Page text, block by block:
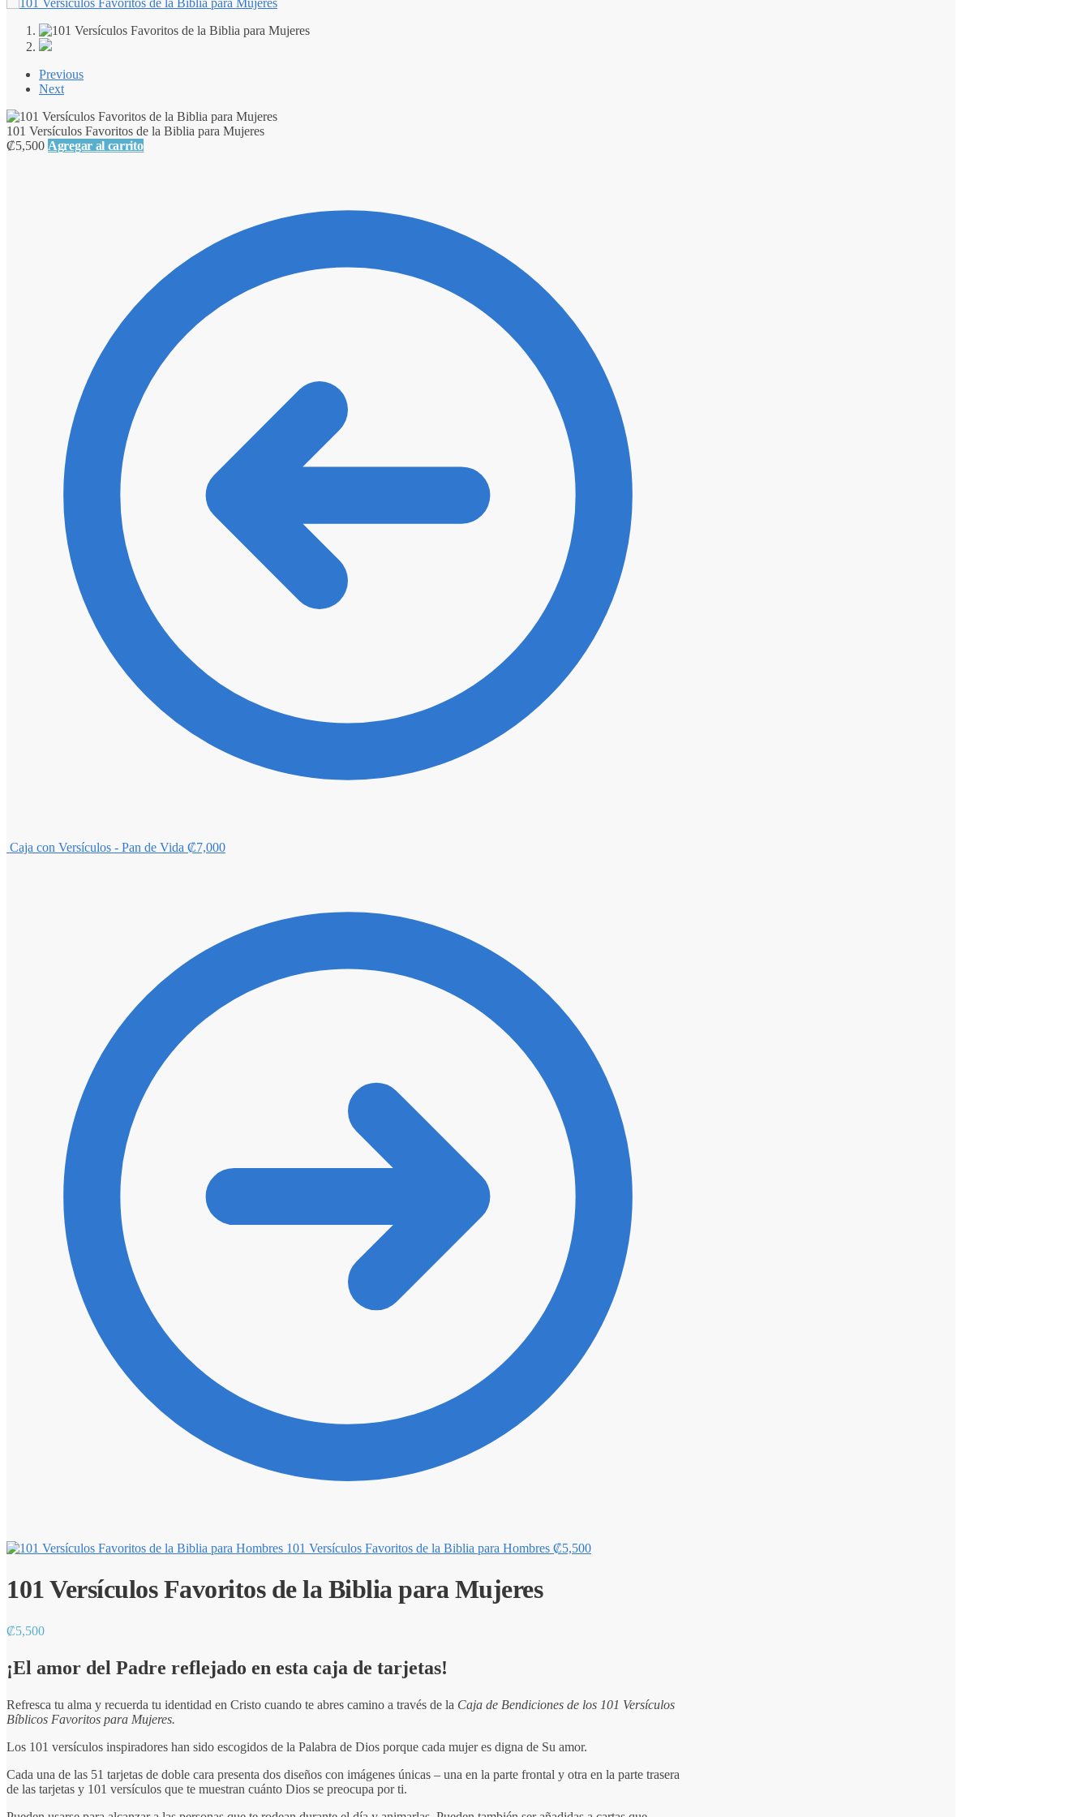
Previous
Next
101 Versículos Favoritos de la Biblia para Mujeres
₡5,500 Agregar al carrito
Caja con Versículos - Pan de Vida ₡7,000
101 Versículos Favoritos de la Biblia para Hombres ₡5,500
101 Versículos Favoritos de la Biblia para Mujeres
₡5,500
¡El amor del Padre reflejado en esta caja de tarjetas!
Refresca tu alma y recuerda tu identidad en Cristo cuando te abres camino a través de la Caja de Bendiciones de los 101 Versículos
Bíblicos Favoritos para Mujeres.
Los 101 versículos inspiradores han sido escogidos de la Palabra de Dios porque cada mujer es digna de Su amor.
Cada una de las 51 tarjetas de doble cara presenta dos diseños con imágenes únicas – una en la parte frontal y otra en la parte trasera
de las tarjetas y 101 versículos que te muestran cuánto Dios se preocupa por ti.